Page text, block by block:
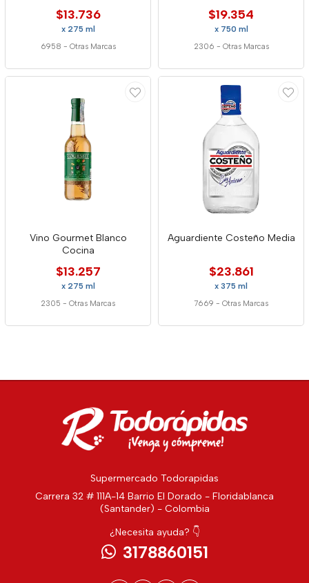
$13.736
x 275 ml
6958 - Otras Marcas
$19.354
x 750 ml
2306 - Otras Marcas
Vino Gourmet Blanco
Cocina
$13.257
x 275 ml
2305 - Otras Marcas
Aguardiente Costeño Media
$23.861
x 375 ml
7669 - Otras Marcas
Supermercado Todorapidas
Carrera 32 # 111A-14 Barrio El Dorado - Floridablanca
(Santander) - Colombia
¿Necesita ayuda? 👇
3178860151